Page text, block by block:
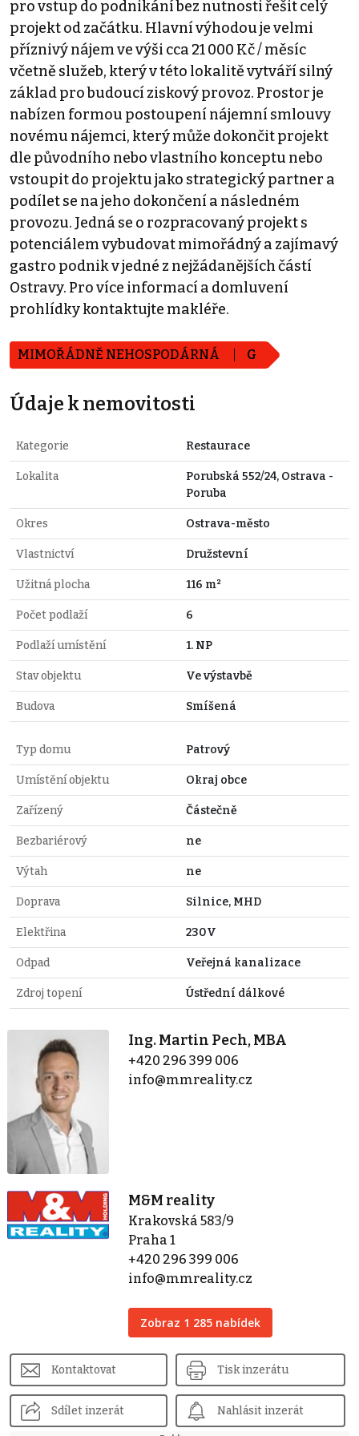
pro vstup do podnikání bez nutnosti řešit celý
projekt od začátku. Hlavní výhodou je velmi
příznivý nájem ve výši cca 21 000 Kč / měsíc
včetně služeb, který v této lokalitě vytváří silný
základ pro budoucí ziskový provoz. Prostor je
nabízen formou postoupení nájemní smlouvy
novému nájemci, který může dokončit projekt
dle původního nebo vlastního konceptu nebo
vstoupit do projektu jako strategický partner a
podílet se na jeho dokončení a následném
provozu. Jedná se o rozpracovaný projekt s
potenciálem vybudovat mimořádný a zajímavý
gastro podnik v jedné z nejžádanějších částí
Ostravy. Pro více informací a domluvení
prohlídky kontaktujte makléře.
MIMOŘÁDNĚ NEHOSPODÁRNÁ G
Údaje k nemovitosti
Kategorie Restaurace
Lokalita
Porubská 552/24, Ostrava -
Poruba
Okres Ostrava-město
Vlastnictví Družstevní
Užitná plocha 116 m²
Počet podlaží 6
Podlaží umístění 1. NP
Stav objektu Ve výstavbě
Budova Smíšená
Typ domu Patrový
Umístění objektu Okraj obce
Zařízený Částečně
Bezbariérový ne
Výtah ne
Doprava Silnice, MHD
Elektřina 230V
Odpad Veřejná kanalizace
Zdroj topení Ústřední dálkové
Ing. Martin Pech, MBA
+420 296 399 006
info@mmreality.cz
M&M reality
Krakovská 583/9
Praha 1
+420 296 399 006
info@mmreality.cz
Zobraz 1 285 nabídek
Kontaktovat Tisk inzerátu
Sdílet inzerát Nahlásit inzerát